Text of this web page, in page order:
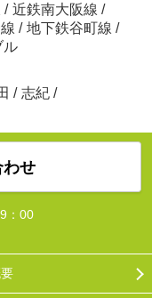
/ 近鉄南大阪線 /
/ 地下鉄谷町線 /
ル
/ 志紀 /
わせ
：00